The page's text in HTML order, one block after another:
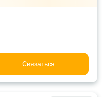
Связаться